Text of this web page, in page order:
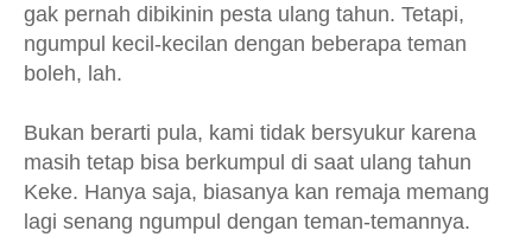
gak pernah dibikinin pesta ulang tahun. Tetapi,
ngumpul kecil-kecilan dengan beberapa teman
boleh, lah.
Bukan berarti pula, kami tidak bersyukur karena
masih tetap bisa berkumpul di saat ulang tahun
Keke. Hanya saja, biasanya kan remaja memang
lagi senang ngumpul dengan teman-temannya.